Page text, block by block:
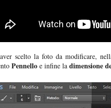
scelto la foto da modificare,
Pennello e infine la dimensione